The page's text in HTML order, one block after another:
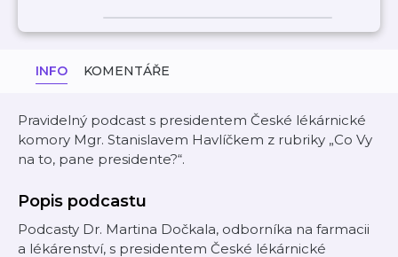
INFO KOMENTÁŘE
Pravidelný podcast s presidentem České lékárnické
komory Mgr. Stanislavem Havlíčkem z rubriky „Co Vy
na to, pane presidente?“.
Popis podcastu
Podcasty Dr. Martina Dočkala, odborníka na farmacii
a lékárenství, s presidentem České lékárnické